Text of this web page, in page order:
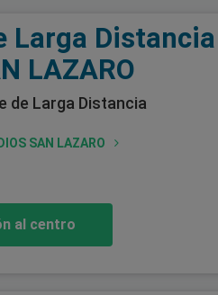
Distancia
LAZARO
de Larga Distancia
SAN LAZARO
al centro